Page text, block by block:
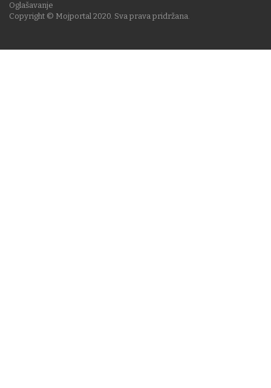
Copyright © Mojportal 2020. Sva prava pridržana.
Oglašavanje